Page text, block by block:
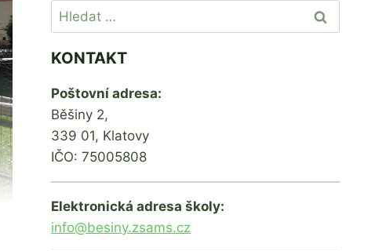
Vyhledávání
KONTAKT
Poštovní adresa:
Běšiny 2,
339 01, Klatovy
IČO: 75005808
Elektronická adresa školy:
info@besiny.zsams.cz